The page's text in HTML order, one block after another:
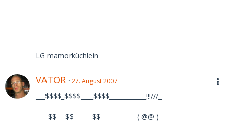
LG mamorküchlein
VATOR 27. August 2007
___$$$$_$$$$____$$$$____________!!!///_
____$$___$$______$$____________( @@ )__